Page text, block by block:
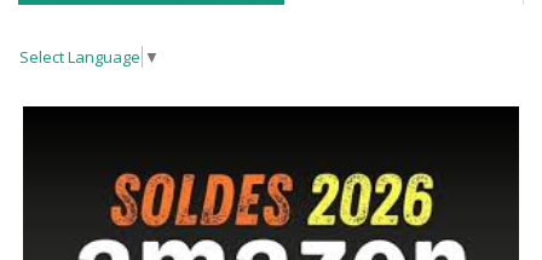
Select Language ▼